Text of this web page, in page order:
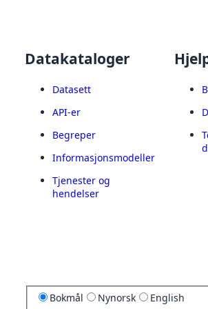
Datakataloger
Datasett
API-er
Begreper
Informasjonsmodeller
Tjenester og
hendelser
Bokmål Nynorsk English